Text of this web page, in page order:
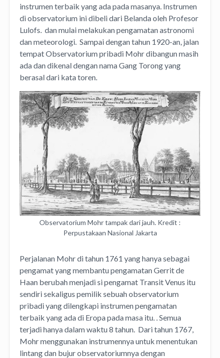
instrumen terbaik yang ada pada masanya. Instrumen
di observatorium ini dibeli dari Belanda oleh Profesor
Lulofs. dan mulai melakukan pengamatan astronomi
dan meteorologi. Sampai dengan tahun 1920-an, jalan
tempat Observatorium pribadi Mohr dibangun masih
ada dan dikenal dengan nama Gang Torong yang
berasal dari kata toren.
Observatorium Mohr tampak dari jauh. Kredit :
Perpustakaan Nasional Jakarta
Perjalanan Mohr di tahun 1761 yang hanya sebagai
pengamat yang membantu pengamatan Gerrit de
Haan berubah menjadi si pengamat Transit Venus itu
sendiri sekaligus pemilik sebuah observatorium
pribadi yang dilengkapi instrumen pengamatan
terbaik yang ada di Eropa pada masa itu. . Semua
terjadi hanya dalam waktu 8 tahun. Dari tahun 1767,
Mohr menggunakan instrumennya untuk menentukan
lintang dan bujur observatoriumnya dengan